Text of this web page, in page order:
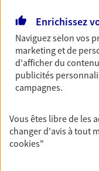
Gagnez en
assurance
unique pour
équipements et
Découvrir l'offre
Enrichissez
Naviguez selon vos
marketing et de
d'afficher du
publicités
campagnes.
Vous êtes libre de les
changer d'avis à tout
cookies"